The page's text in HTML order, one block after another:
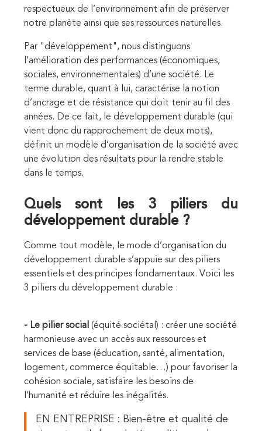
respectueux de l’environnement afin de préserver
notre planète ainsi que ses ressources naturelles.
Par "développement", nous distinguons
l’amélioration des performances (économiques,
sociales, environnementales) d’une société. Le
terme durable, quant à lui, caractérise la notion
d’ancrage et de résistance qui doit tenir au fil des
années. De ce fait, le développement durable (qui
vient donc du rapprochement de deux mots),
définit un modèle d’organisation de la société avec
une évolution des résultats pour la rendre stable
dans le temps.
Quels sont les 3 piliers du
développement durable ?
Comme tout modèle, le mode d’organisation du
développement durable s’appuie sur des piliers
essentiels et des principes fondamentaux. Voici les
3 piliers du développement durable :
- Le pilier social (équité sociétal) : créer une société
harmonieuse avec un accès aux ressources et
services de base (éducation, santé, alimentation,
logement, commerce équitable…) pour favoriser la
cohésion sociale, satisfaire les besoins de
l’humanité et réduire les inégalités.
EN ENTREPRISE : Bien-être et qualité de